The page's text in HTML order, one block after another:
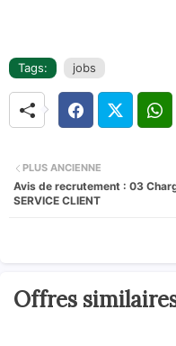
Tags: jobs
PLUS ANCIENNE
Avis de recrutement : 03
SERVICE CLIENT
Offres